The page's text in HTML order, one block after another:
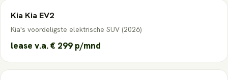
Kia Kia EV2
Kia's voordeligste elektrische SUV (2026)
lease v.a.€ 299 p/mnd